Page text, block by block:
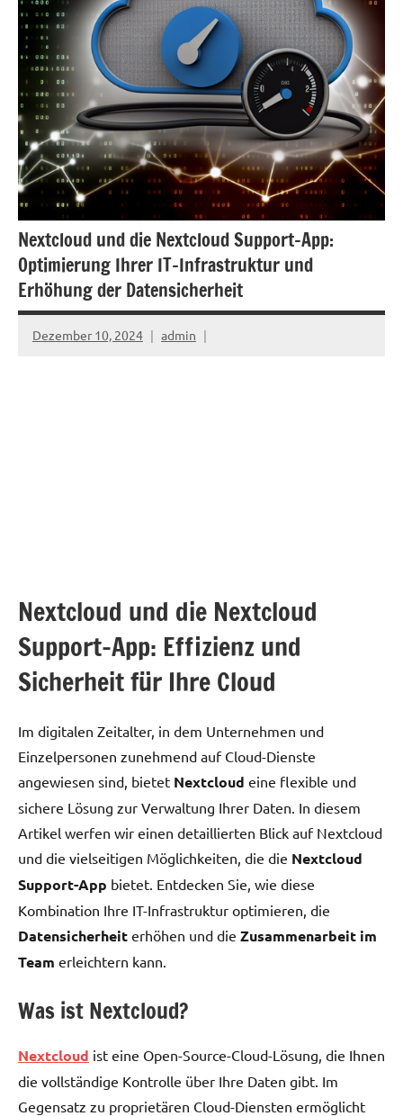
Nextcloud und die Nextcloud Support-App:
Optimierung Ihrer IT-Infrastruktur und
Erhöhung der Datensicherheit
Dezember 10, 2024 admin
Nextcloud und die Nextcloud
Support-App: Effizienz und
Sicherheit für Ihre Cloud
Im digitalen Zeitalter, in dem Unternehmen und
Einzelpersonen zunehmend auf Cloud-Dienste
angewiesen sind, bietet Nextcloud eine flexible und
sichere Lösung zur Verwaltung Ihrer Daten. In diesem
Artikel werfen wir einen detaillierten Blick auf Nextcloud
und die vielseitigen Möglichkeiten, die die Nextcloud
Support-App bietet. Entdecken Sie, wie diese
Kombination Ihre IT-Infrastruktur optimieren, die
Datensicherheit erhöhen und die Zusammenarbeit im
Team erleichtern kann.
Was ist Nextcloud?
Nextcloud ist eine Open-Source-Cloud-Lösung, die Ihnen
die vollständige Kontrolle über Ihre Daten gibt. Im
Gegensatz zu proprietären Cloud-Diensten ermöglicht